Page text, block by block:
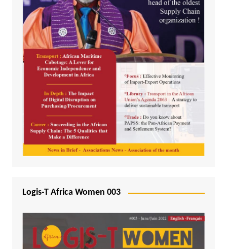
Logis-T Africa Women 003